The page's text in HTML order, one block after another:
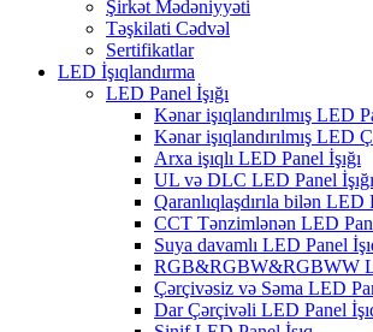
Şirkət Mədəniyyəti
Təşkilati Cədvəl
Sertifikatlar
LED İşıqlandırma
LED Panel İşığı
Kənar işıqlandırılmış LED
Kənar işıqlandırılmış LED
Arxa işıqlı LED Panel İşığı
UL və DLC LED Panel İşığı
Qaranlıqlaşdırıla bilən LED
CCT Tənzimlənən LED
Suya davamlı LED Panel
RGB&RGBW&RGBWW
Çərçivəsiz və Səma LED
Dar Çərçivəli LED Panel